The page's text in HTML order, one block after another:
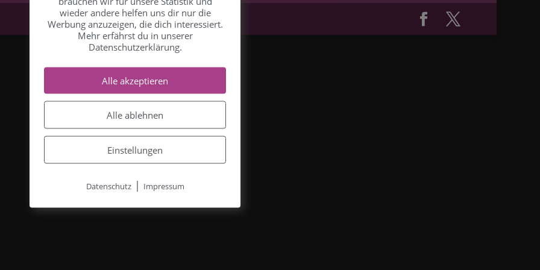
wieder andere helfen uns dir nur die
Werbung anzuzeigen, die dich interessiert.
Mehr erfährst du in unserer
Datenschutzerklärung.
Alle akzeptieren
Alle ablehnen
Einstellungen
Datenschutz| Impressum